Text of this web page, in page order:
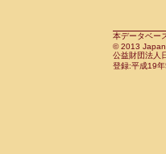
本データベー
© 2013 Japan
公益財団法
登録:平成19